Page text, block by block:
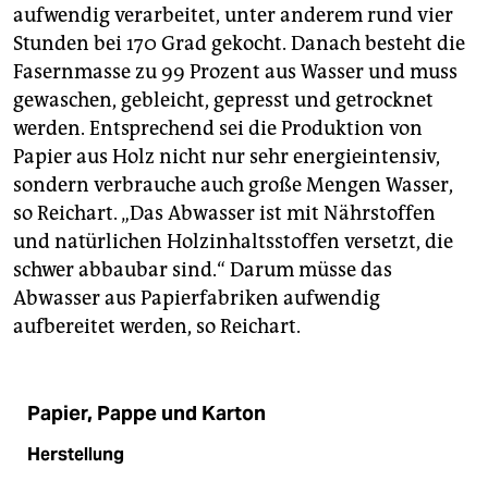
aufwendig verarbeitet, unter anderem rund vier
Stunden bei 170 Grad gekocht. Danach besteht die
Fasernmasse zu 99 Prozent aus Wasser und muss
gewaschen, gebleicht, gepresst und getrocknet
werden. Entsprechend sei die Produktion von
Papier aus Holz nicht nur sehr energieintensiv,
sondern verbrauche auch große Mengen Wasser,
so Reichart. „Das Abwasser ist mit Nährstoffen
und natürlichen Holzinhaltsstoffen versetzt, die
schwer abbaubar sind.“ Darum müsse das
Abwasser aus Papierfabriken aufwendig
aufbereitet werden, so Reichart.
Papier, Pappe und Karton
Herstellung